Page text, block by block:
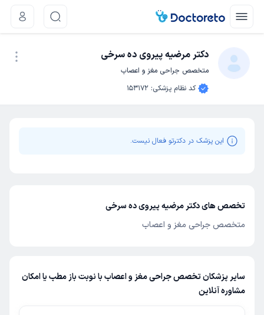
دکتر مرضیه پیروی ده سرخی
متخصص جراحی مغز و اعصاب
کد نظام پزشکی:
153172
این پزشک در دکترتو فعال نیست.
تخصص های دکتر مرضیه پیروی ده سرخی
متخصص جراحی مغز و اعصاب
سایر پزشکان تخصص جراحی مغز و اعصاب با نوبت باز مطب یا امکان
مشاوره آنلاین